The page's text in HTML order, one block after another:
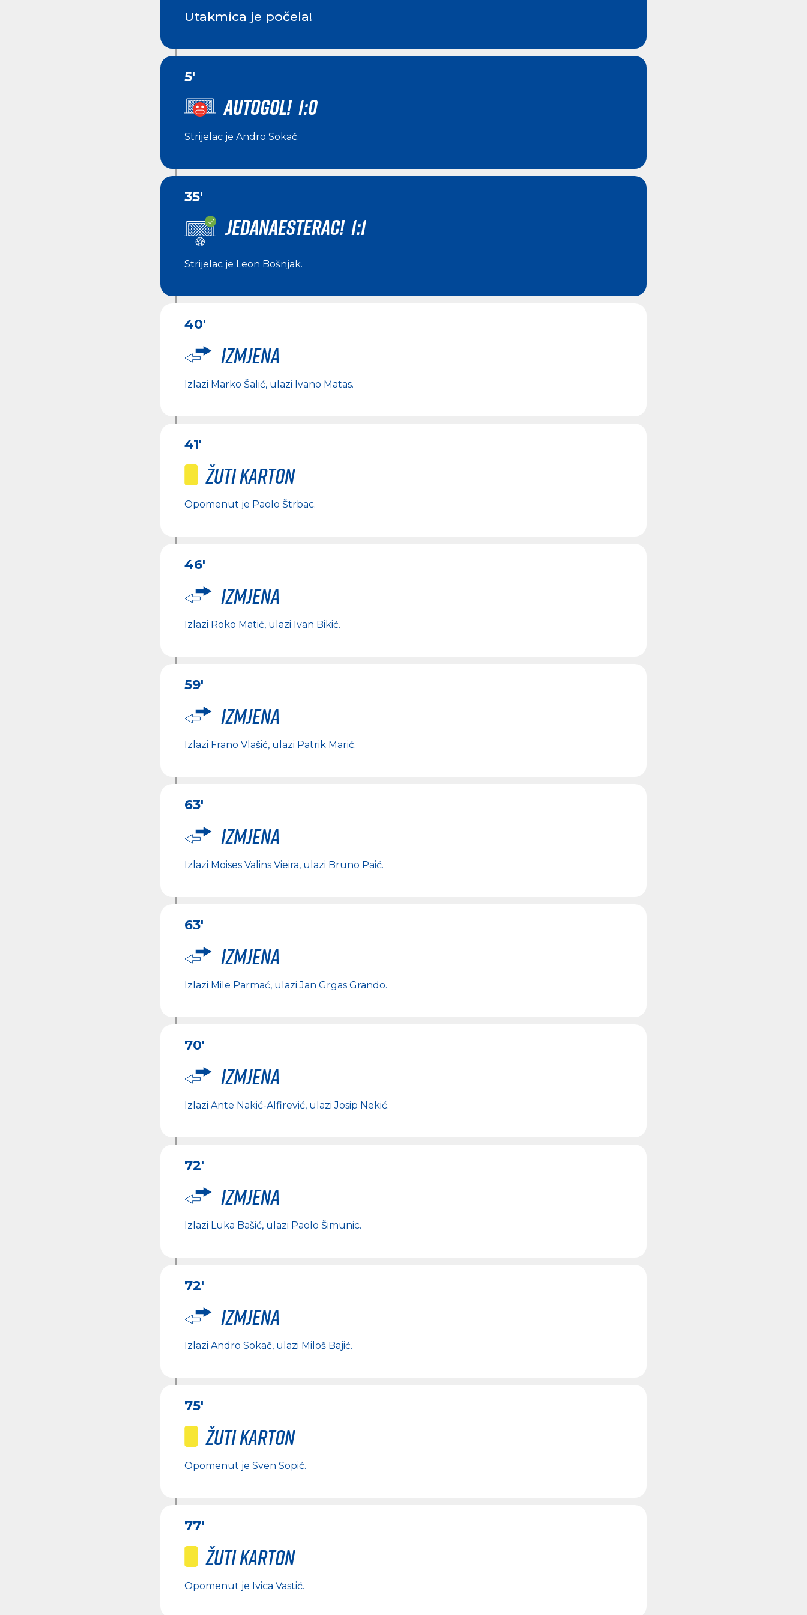
Utakmica je počela!
5'
AUTOGOL! 1:0
Strijelac je Andro Sokač.
35'
JEDANAESTERAC! 1:1
Strijelac je Leon Bošnjak.
40'
Izmjena
Izlazi Marko Šalić, ulazi Ivano Matas.
41'
Žuti karton
Opomenut je Paolo Štrbac.
46'
Izmjena
Izlazi Roko Matić, ulazi Ivan Bikić.
59'
Izmjena
Izlazi Frano Vlašić, ulazi Patrik Marić.
63'
Izmjena
Izlazi Moises Valins Vieira, ulazi Bruno Paić.
63'
Izmjena
Izlazi Mile Parmać, ulaziJan Grgas Grando.
70'
Izmjena
Izlazi Ante Nakić-Alfirević, ulaziJosip Nekić.
72'
Izmjena
Izlazi Luka Bašić, ulazi Paolo Šimunic.
72'
Izmjena
Izlazi Andro Sokač, ulazi Miloš Bajić.
75'
Žuti karton
Opomenut je Sven Sopić.
77'
Žuti karton
Opomenut je Ivica Vastić.